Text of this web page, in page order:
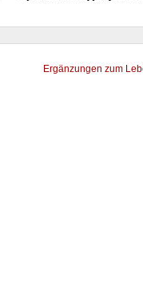
Ergänzungen zum